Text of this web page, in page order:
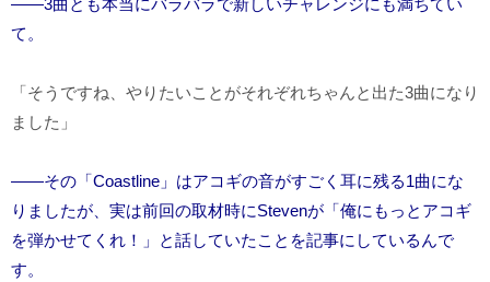
――3曲とも本当にバラバラで新しいチャレンジにも満ちてい
て。
「そうですね、やりたいことがそれぞれちゃんと出た3曲になり
ました」
――その「Coastline」はアコギの音がすごく耳に残る1曲にな
りましたが、実は前回の取材時にStevenが「俺にもっとアコギ
を弾かせてくれ！」と話していたことを記事にしているんで
す。